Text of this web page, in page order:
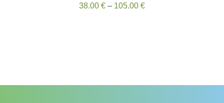
38.00 € – 105.00 €Prisintervall: